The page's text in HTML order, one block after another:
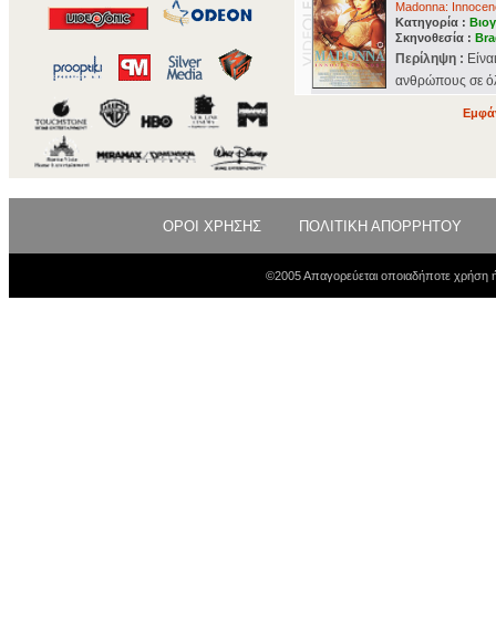
Madonna:
Κατηγορία :
Σκηνοθεσία :
Περίληψη :
ανθρώπους σε
ΟΡΟΙ ΧΡΗΣΗΣ ΠΟΛΙΤΙΚΗ ΑΠΟΡΡΗΤΟΥ
©2005 Απαγορεύεται οποιαδήποτε χρήση